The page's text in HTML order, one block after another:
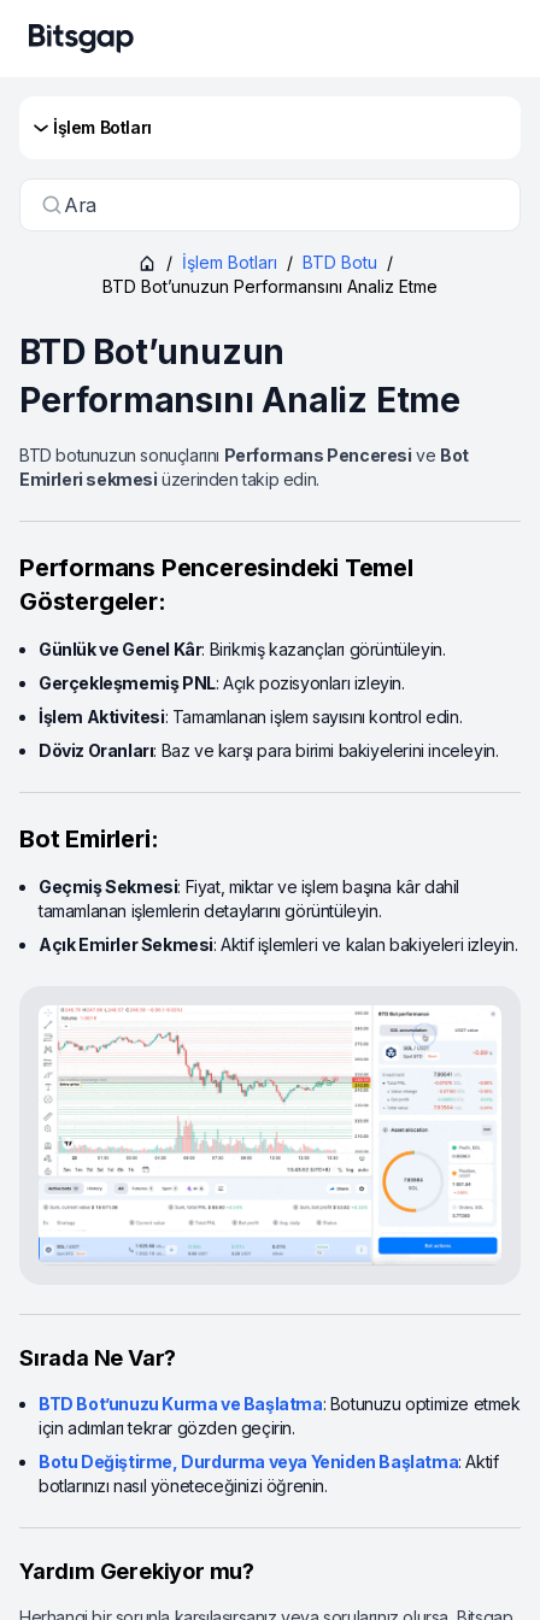
İşlem Botları
Ara
/ İşlem Botları / BTD Botu /
BTD Bot’unuzun Performansını Analiz Etme
BTD Bot’unuzun
Performansını Analiz Etme
BTD botunuzun sonuçlarını Performans Penceresi ve Bot
Emirleri sekmesi üzerinden takip edin.
Performans Penceresindeki Temel
Göstergeler:
Günlük ve Genel Kâr: Birikmiş kazançları görüntüleyin.
Gerçekleşmemiş PNL: Açık pozisyonları izleyin.
İşlem Aktivitesi: Tamamlanan işlem sayısını kontrol edin.
Döviz Oranları: Baz ve karşı para birimi bakiyelerini inceleyin.
Bot Emirleri:
Geçmiş Sekmesi: Fiyat, miktar ve işlem başına kâr dahil
tamamlanan işlemlerin detaylarını görüntüleyin.
Açık Emirler Sekmesi: Aktif işlemleri ve kalan bakiyeleri izleyin.
Sırada Ne Var?
BTD Bot’unuzu Kurma ve Başlatma: Botunuzu optimize etmek
için adımları tekrar gözden geçirin.
Botu Değiştirme, Durdurma veya Yeniden Başlatma: Aktif
botlarınızı nasıl yöneteceğinizi öğrenin.
Yardım Gerekiyor mu?